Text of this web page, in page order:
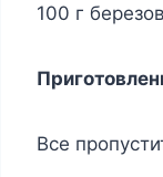
100 г
Все